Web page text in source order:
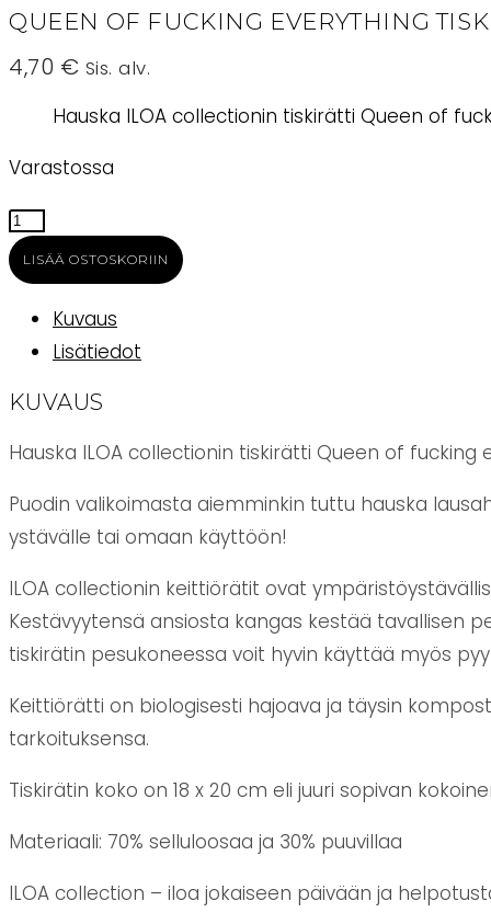
QUEEN OF FUCKING EVERYTHING
4,70 € Sis. alv.
Hauska ILOA collectionin tiskirätti Queen of
Varastossa
Queen
of
fucking
everything
tiskirätti
LISÄÄ OSTOSKORIIN
Kuvaus
Lisätiedot
KUVAUS
Hauska ILOA collectionin tiskirätti Queen of fucking
Puodin valikoimasta aiemminkin tuttu hauska
ystävälle tai omaan käyttöön!
ILOA collectionin keittiörätit ovat
Kestävyytensä ansiosta kangas kestää tavallisen
tiskirätin pesukoneessa voit hyvin käyttää myös
Keittiörätti on biologisesti hajoava ja täysin
tarkoituksensa.
Tiskirätin koko on 18 x 20 cm eli juuri sopivan
Materiaali: 70% selluloosaa ja 30% puuvillaa
ILOA collection – iloa jokaiseen päivään ja